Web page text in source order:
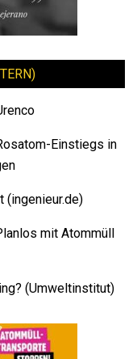
Einstiegs in
(ingenieur.de)
mit Atommüll
(Umweltinstitut)